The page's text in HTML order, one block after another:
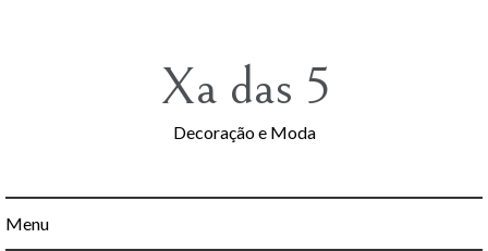
Xa das 5
Decoração e Moda
Menu